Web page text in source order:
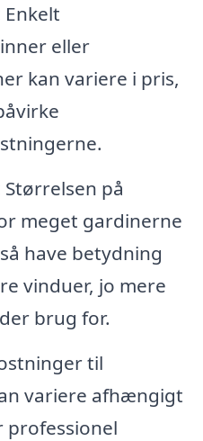
Enkelt
eller
kan variere i pris,
Størrelsen på
meget gardinerne
have betydning
vinduer, jo mere
brug for.
til
variere afhængigt